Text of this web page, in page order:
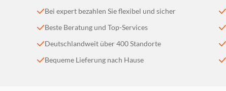
Bei expert bezahlen Sie flexibel und sicher
Beste Beratung und Top-Services
Deutschlandweit über 400 Standorte
Bequeme Lieferung nach Hause